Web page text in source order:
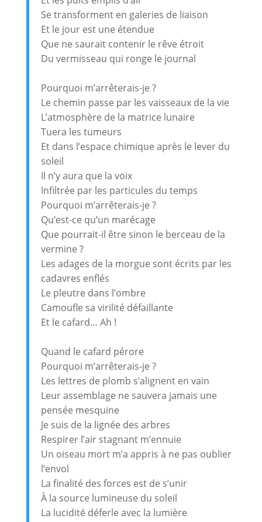
Se transforment en galeries de liaison
Et le jour est une étendue
Que ne saurait contenir le rêve étroit
Du vermisseau qui ronge le journal
Pourquoi m’arrêterais-je ?
Le chemin passe par les vaisseaux de la vie
L’atmosphère de la matrice lunaire
Tuera les tumeurs
Et dans l’espace chimique après le lever du
soleil
Il n’y aura que la voix
Infiltrée par les particules du temps
Pourquoi m’arrêterais-je ?
Qu’est-ce qu’un marécage
Que pourrait-il être sinon le berceau de la
vermine ?
Les adages de la morgue sont écrits par les
cadavres enflés
Le pleutre dans l’ombre
Camoufle sa virilité défaillante
Et le cafard… Ah !
Quand le cafard pérore
Pourquoi m’arrêterais-je ?
Les lettres de plomb s’alignent en vain
Leur assemblage ne sauvera jamais une
pensée mesquine
Je suis de la lignée des arbres
Respirer l’air stagnant m’ennuie
Un oiseau mort m’a appris à ne pas oublier
l’envol
La finalité des forces est de s’unir
À la source lumineuse du soleil
La lucidité déferle avec la lumière